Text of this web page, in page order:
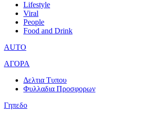
Lifestyle
Viral
People
Food and Drink
AUTO
ΑΓΟΡΑ
Δελτια Τυπου
Φυλλαδια Προσφορων
Γηπεδο